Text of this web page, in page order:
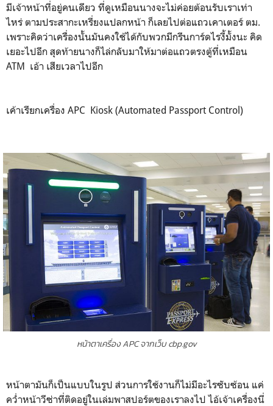
มีเจ้าหน้าที่อยู่คนเดียว ที่ดูเหมือนนางจะไม่ค่อยต้อนรับเราเท่า
ไหร่ ตามประสากะเหรี่ยงแปลกหน้า ก็เลยไปต่อแถวเคาเตอร์ ตม.
เพราะคิดว่าเครื่องนั้นมันคงใช้ได้กับพวกมีกรีนการ์ดไรงี้มั้งนะ คิด
เยอะไปอีก สุดท้ายนางก็ไล่กลับมาให้มาต่อแถวตรงตู้ที่เหมือน
ATM เอ้า เสียเวลาไปอีก
เค้าเรียกเครื่อง APC Kiosk (Automated Passport Control)
หน้าตาเครื่อง APC จากเว็บ cbp.gov
หน้าตามันก็เป็นแบบในรูป ส่วนการใช้งานก็ไม่มีอะไรซับซ้อน แค่
คว่ำหน้าวีซ่าที่ติดอยู่ในเล่มพาสปอร์ตของเราลงไป ไอ้เจ้าเครื่องนี่